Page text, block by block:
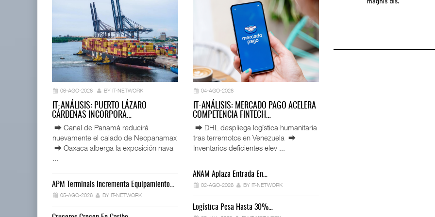
06-AGO-2026 BY IT-NETWORK
IT-ANÁLISIS: PUERTO LÁZARO
CÁRDENAS INCORPORA…
⮕ Canal de Panamá reducirá
nuevamente el calado de Neopanamax
⮕ Oaxaca alberga la exposición nava
APM Terminals Incrementa Equipamiento…
05-AGO-2026 BY IT-NETWORK
04-AGO-2026
IT-ANÁLISIS: MERCADO PAGO ACELERA
COMPETENCIA FINTECH…
⮕ DHL despliega logística humanitaria
tras terremotos en Venezuela ⮕
Inventarios deficientes elev ...
ANAM Aplaza Entrada En…
02-AGO-2026 BY IT-NETWORK
Logística Pesa Hasta 30%…